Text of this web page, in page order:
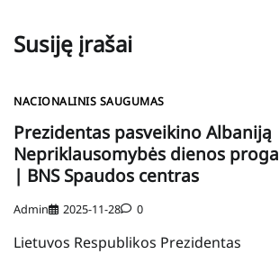
įrašų
Susiję įrašai
NACIONALINIS SAUGUMAS
Prezidentas pasveikino Albaniją
Nepriklausomybės dienos proga
| BNS Spaudos centras
Admin 2025-11-28 0
Lietuvos Respublikos Prezidentas